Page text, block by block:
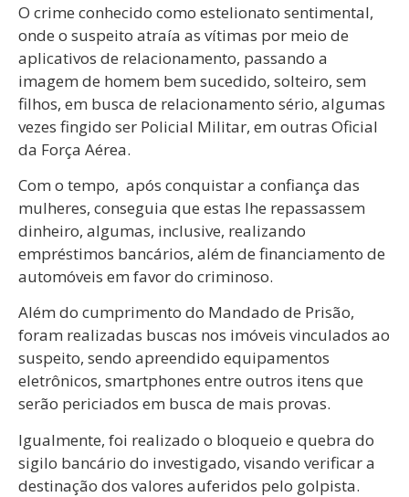
O crime conhecido como estelionato sentimental,
onde o suspeito atraía as vítimas por meio de
aplicativos de relacionamento, passando a
imagem de homem bem sucedido, solteiro, sem
filhos, em busca de relacionamento sério, algumas
vezes fingido ser Policial Militar, em outras Oficial
da Força Aérea.
Com o tempo, após conquistar a confiança das
mulheres, conseguia que estas lhe repassassem
dinheiro, algumas, inclusive, realizando
empréstimos bancários, além de financiamento de
automóveis em favor do criminoso.
Além do cumprimento do Mandado de Prisão,
foram realizadas buscas nos imóveis vinculados ao
suspeito, sendo apreendido equipamentos
eletrônicos, smartphones entre outros itens que
serão periciados em busca de mais provas.
Igualmente, foi realizado o bloqueio e quebra do
sigilo bancário do investigado, visando verificar a
destinação dos valores auferidos pelo golpista.